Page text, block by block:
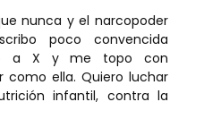
nunca y el narcopoder
poco convencida
a X y me topo con
como ella. Quiero luchar
infantil, contra la